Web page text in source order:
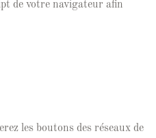
de votre nav­i­ga­teur afin
les bou­tons des réseaux de